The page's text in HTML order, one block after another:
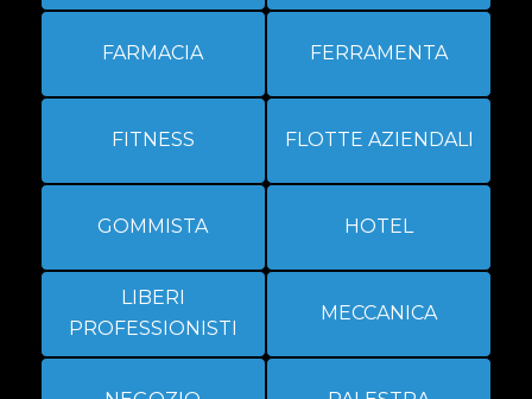
FARMACIA FERRAMENTA
FITNESS FLOTTE AZIENDALI
GOMMISTA HOTEL
LIBERI
PROFESSIONISTI
MECCANICA